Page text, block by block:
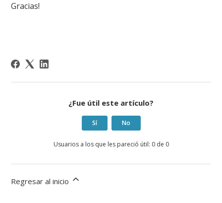
Gracias!
¿Fue útil este artículo?
Sí No
Usuarios a los que les pareció útil: 0 de 0
Regresar al inicio